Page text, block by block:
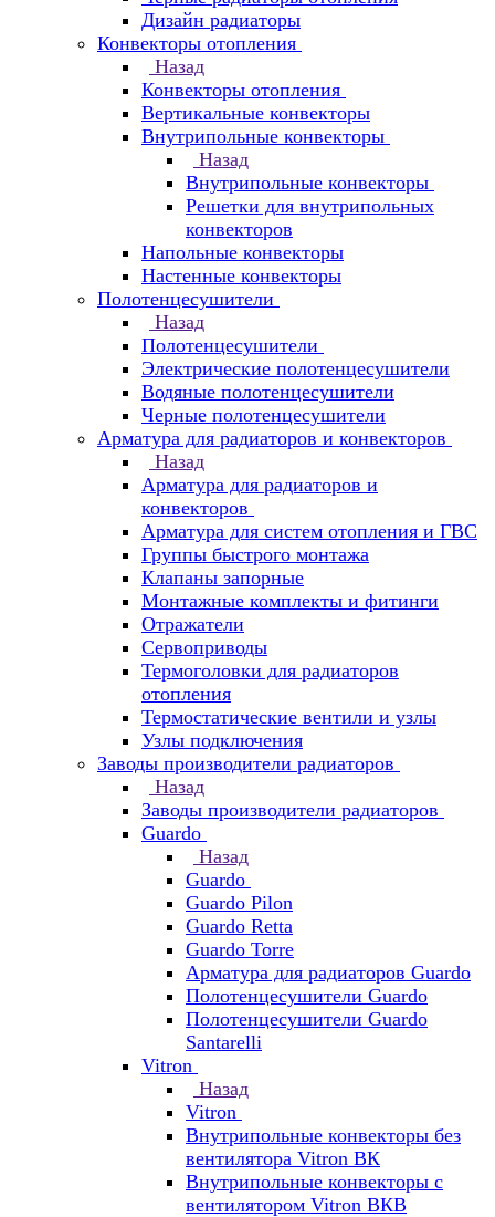
Дизайн радиаторы
Конвекторы отопления
Назад
Конвекторы отопления
Вертикальные конвекторы
Внутрипольные конвекторы
Назад
Внутрипольные конвекторы
Решетки для внутрипольных
конвекторов
Напольные конвекторы
Настенные конвекторы
Полотенцесушители
Назад
Полотенцесушители
Электрические полотенцесушители
Водяные полотенцесушители
Черные полотенцесушители
Арматура для радиаторов и конвекторов
Назад
Арматура для радиаторов и
конвекторов
Арматура для систем отопления и ГВС
Группы быстрого монтажа
Клапаны запорные
Монтажные комплекты и фитинги
Отражатели
Сервоприводы
Термоголовки для радиаторов
отопления
Термостатические вентили и узлы
Узлы подключения
Заводы производители радиаторов
Назад
Заводы производители радиаторов
Guardo
Назад
Guardo
Guardo Pilon
Guardo Retta
Guardo Torre
Арматура для радиаторов Guardo
Полотенцесушители Guardo
Полотенцесушители Guardo
Santarelli
Vitron
Назад
Vitron
Внутрипольные конвекторы без
вентилятора Vitron ВК
Внутрипольные конвекторы с
вентилятором Vitron ВКВ